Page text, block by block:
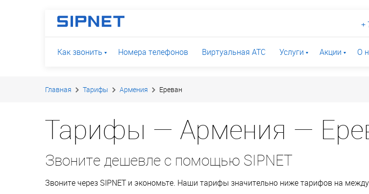
+
Как звонить Номера телефонов Виртуальная АТС Услуги Акции О
Главная Тарифы Армения Ереван
Тарифы — Армения —
Звоните дешевле с помощью SIPNET
Звоните через SIPNET и экономьте. Наши тарифы значительно ниже тарифов на